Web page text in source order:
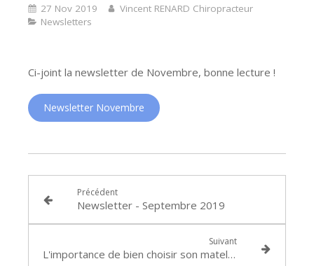
27 Nov 2019
Vincent RENARD Chiropracteur
Newsletters
Ci-joint la newsletter de Novembre, bonne lecture !
Newsletter Novembre
Précédent
Newsletter - Septembre 2019
Suivant
L'importance de bien choisir son matelas